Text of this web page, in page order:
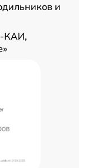
и
КАИ,